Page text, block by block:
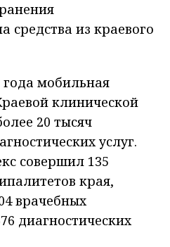
средства из краевого
года мобильная
клинической
20 тысяч
услуг.
совершил 135
края,
врачебных
диагностических